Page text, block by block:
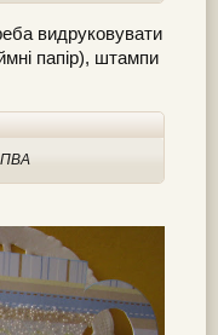
видруковувати
папір), штампи
ПВА